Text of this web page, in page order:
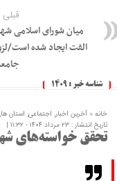
قبلی
میان شورای اسلامی
الفت ایجاد شده است/
شناسه خبر : 1409
خانه » آخرین اخبار, اجتماعی, استان ها,
تاریخ انتشار : ۲۳ مرداد ۱۴۰۴ - ۱۱:۳۲ |
تحقق خواسته‌های